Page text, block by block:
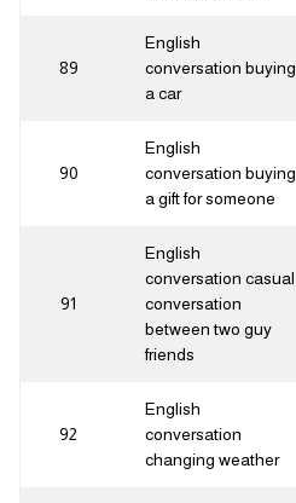
English
conversation buying
a car
89
English
conversation buying
a gift for someone
90
English
conversation casual
conversation
between two guy
friends
91
English
conversation
changing weather
92